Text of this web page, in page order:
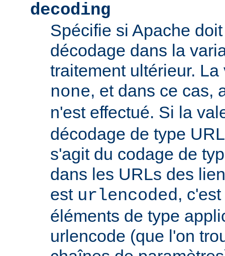
decoding
Spécifie si Apache
décodage dans la
traitement ultérieur.
none, et dans ce cas,
n'est effectué. Si la
décodage de type
s'agit du codage de
dans les URLs des
est urlencoded,
éléments de type
urlencode (que l'on